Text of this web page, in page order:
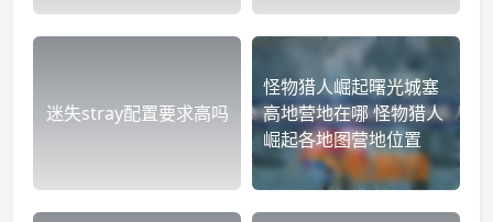
迷失stray配置要求高吗
怪物猎人崛起曙光城塞
高地营地在哪 怪物猎人
崛起各地图营地位置